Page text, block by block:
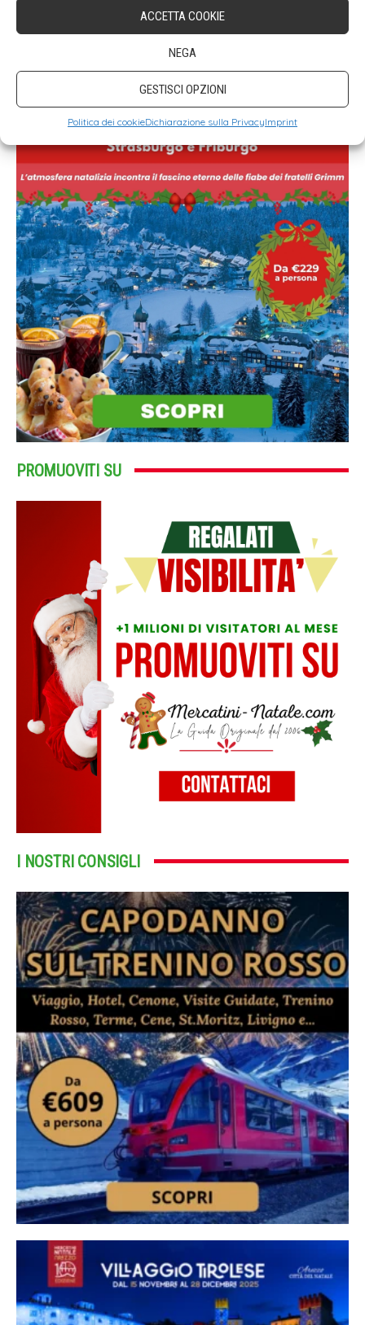
ACCETTA COOKIE
NEGA
GESTISCI OPZIONI
Politica dei cookieDichiarazione sulla PrivacyImprint
PROMUOVITI SU
I NOSTRI CONSIGLI